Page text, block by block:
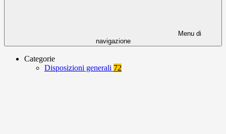
Menu di
navigazione
Categorie
Disposizioni generali 72